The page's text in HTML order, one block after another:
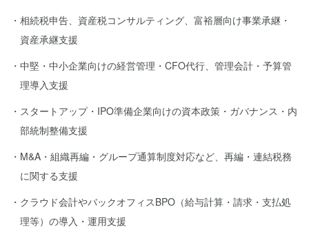
相続税申告、資産税コンサルティング、富裕層向け事業承継・
資産承継支援
中堅・中小企業向けの経営管理・CFO代行、管理会計・予算管
理導入支援
スタートアップ・IPO準備企業向けの資本政策・ガバナンス・内
部統制整備支援
M&A・組織再編・グループ通算制度対応など、再編・連結税務
に関する支援
クラウド会計やバックオフィスBPO（給与計算・請求・支払処
理等）の導入・運用支援